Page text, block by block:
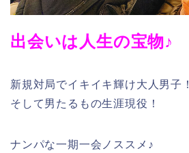
出会いは人生の宝物♪
新規対局でイキイキ輝け大人男子！
そして男たるもの生涯現役！
ナンパな一期一会ノススメ♪